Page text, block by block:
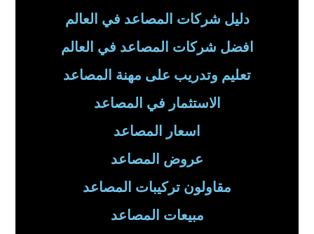
دليل شركات المصاعد في العالم
افضل شركات المصاعد في العالم
تعليم وتدريب على مهنة المصاعد
الاستثمار في المصاعد
اسعار المصاعد
عروض المصاعد
مقاولون تركيبات المصاعد
مبيعات المصاعد